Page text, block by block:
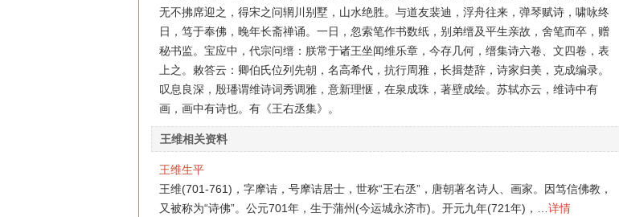
无不拂席迎之，得宋之问辋川别墅，山水绝胜。与道友裴迪，浮舟往来，弹琴赋诗，啸咏终
日，笃于奉佛，晚年长斋禅诵。一日，忽索笔作书数纸，别弟缙及平生亲故，舍笔而卒，赠
秘书监。宝应中，代宗问缙：朕常于诸王坐闻维乐章，今存几何，缙集诗六卷、文四卷，表
上之。敕答云：卿伯氏位列先朝，名高希代，抗行周雅，长揖楚辞，诗家归美，克成编录。
叹息良深，殷璠谓维诗词秀调雅，意新理惬，在泉成珠，著壁成绘。苏轼亦云，维诗中有
画，画中有诗也。有《王右丞集》。
王维相关资料
王维生平
王维(701-761)，字摩诘，号摩诘居士，世称“王右丞”，唐朝著名诗人、画家。因笃信佛教，
又被称为“诗佛”。公元701年，生于蒲州(今运城永济市)。开元九年(721年)，… 详情